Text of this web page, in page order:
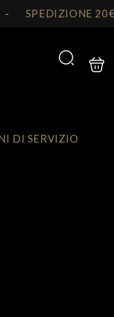
- SPEDIZIONE
Cerca Carrello
DI SERVIZIO